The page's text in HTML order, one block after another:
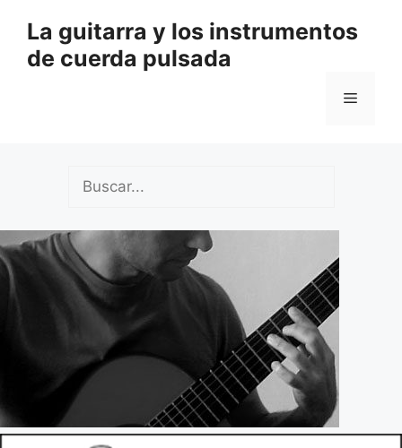
contenido
La guitarra y los instrumentos
de cuerda pulsada
Menú